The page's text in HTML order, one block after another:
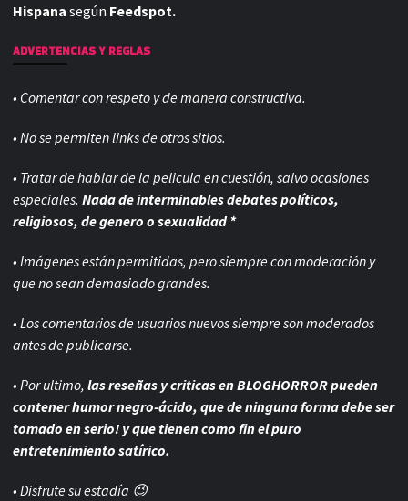
Hispana según Feedspot.
ADVERTENCIAS Y REGLAS
• Comentar con respeto y de manera constructiva.
• No se permiten links de otros sitios.
• Tratar de hablar de la pelicula en cuestión, salvo ocasiones
especiales. Nada de interminables debates políticos,
religiosos, de genero o sexualidad *
• Imágenes están permitidas, pero siempre conmoderación y
que no sean demasiado grandes.
• Los comentarios de usuarios nuevos siempre son moderados
antes de publicarse.
• Por ultimo, las reseñas y criticas en BLOGHORROR pueden
contener humor negro-ácido, que de ninguna forma debe ser
tomado en serio! y que tienen como fin el puro
entretenimiento satírico.
• Disfrute su estadía 😉